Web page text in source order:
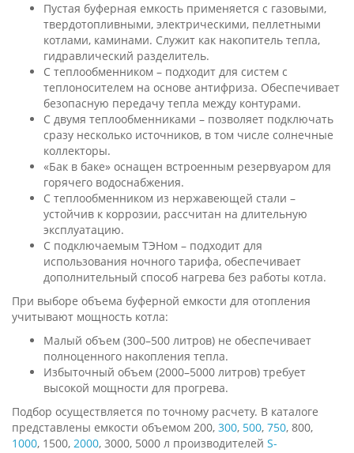
Пустая буферная емкость применяется с газовыми,
твердотопливными, электрическими, пеллетными
котлами, каминами. Служит как накопитель тепла,
гидравлический разделитель.
С теплообменником – подходит для систем с
теплоносителем на основе антифриза. Обеспечивает
безопасную передачу тепла между контурами.
С двумя теплообменниками – позволяет подключать
сразу несколько источников, в том числе солнечные
коллекторы.
«Бак в баке» оснащен встроенным резервуаром для
горячего водоснабжения.
С теплообменником из нержавеющей стали –
устойчив к коррозии, рассчитан на длительную
эксплуатацию.
С подключаемым ТЭНом – подходит для
использования ночного тарифа, обеспечивает
дополнительный способ нагрева без работы котла.
При выборе объема буферной емкости для отопления
учитывают мощность котла:
Малый объем (300–500 литров) не обеспечивает
полноценного накопления тепла.
Избыточный объем (2000–5000 литров) требует
высокой мощности для прогрева.
Подбор осуществляется по точному расчету. В каталоге
представлены емкости объемом 200, 300, 500, 750, 800,
1000, 1500, 2000, 3000, 5000 л производителей S-